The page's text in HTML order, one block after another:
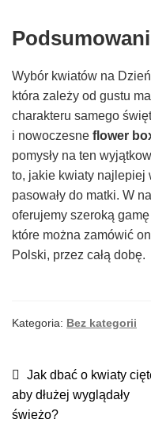
Wybór kwiatów na
która zależy od gustu
charakteru samego
i nowoczesne flower
pomysły na ten
to, jakie kwiaty najlepiej
pasowały do matki. W
oferujemy szeroką
które można zamówić
Polski, przez całą dobę.
Kategoria: Bez kategorii
NAWIGACJA
WPISU
Poprzedni
wpis:
Jak dbać o kwiaty
aby dłużej wyglądały
świeżo?